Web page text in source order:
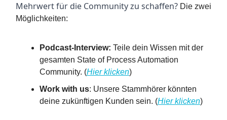
Mehrwert für die Community zu schaffen? Die zwei
Möglichkeiten:
Podcast-Interview: Teile dein Wissen mit der
gesamten State of Process Automation
Community. (Hier klicken)
Work with us: Unsere Stammhörer könnten
deine zukünftigen Kunden sein. (Hier klicken)